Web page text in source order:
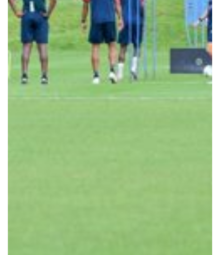
Robe di Kappa x Genoa
Vintage Collection
Red&Blue Voices
Kids